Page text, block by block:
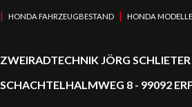
| HONDA FAHRZEUGBESTAND | HONDA MODELLE
ZWEIRADTECHNIK JÖRG SCHLIETER
SCHACHTELHALMWEG 8 - 99092